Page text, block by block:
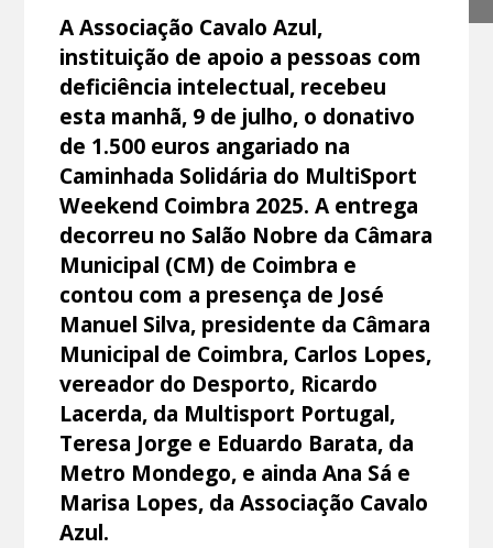
A Associação Cavalo Azul,
instituição de apoio a pessoas com
deficiência intelectual, recebeu
esta manhã, 9 de julho, o donativo
de 1.500 euros angariado na
Caminhada Solidária do MultiSport
Weekend Coimbra 2025. A entrega
decorreu no Salão Nobre da Câmara
Municipal (CM) de Coimbra e
contou com a presença de José
Manuel Silva, presidente da Câmara
Municipal de Coimbra, Carlos Lopes,
vereador do Desporto, Ricardo
Lacerda, da Multisport Portugal,
Teresa Jorge e Eduardo Barata, da
Metro Mondego, e ainda Ana Sá e
Marisa Lopes, da Associação Cavalo
Azul.